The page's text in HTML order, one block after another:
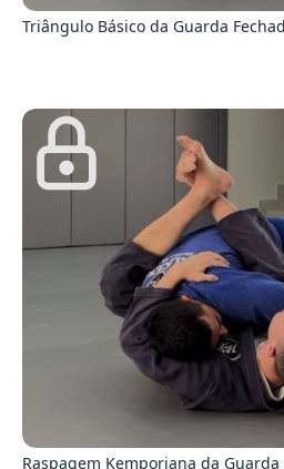
Triângulo Básico da Guarda
Raspagem Kemporiana da Guarda